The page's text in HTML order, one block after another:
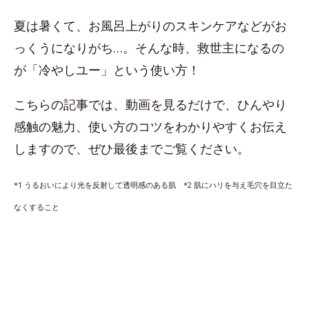
夏は暑くて、お風呂上がりのスキンケアなどがお
っくうになりがち…。そんな時、救世主になるの
が「冷やしユー」という使い方！
こちらの記事では、動画を見るだけで、ひんやり
感触の魅力、使い方のコツをわかりやすくお伝え
しますので、ぜひ最後までご覧ください。
*1 うるおいにより光を反射して透明感のある肌 *2 肌にハリを与え毛穴を目立た
なくすること